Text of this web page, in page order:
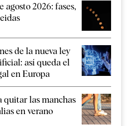
2026: fases,
de la nueva ley
así queda el
en Europa
quitar las manchas
en verano